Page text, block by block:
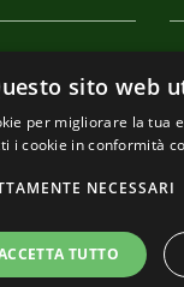
sito web
per migliorare la tua
i cookie in conformità
NECESSARI
TUTTO